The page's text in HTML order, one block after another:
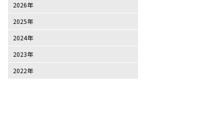
2026年
2025年
2024年
2023年
2022年